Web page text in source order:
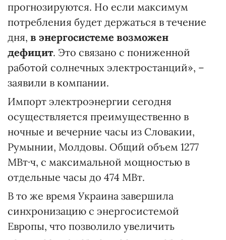
прогнозируются. Но если максимум
потребления будет держаться в течение
дня, в энергосистеме возможен
дефицит. Это связано с пониженной
работой солнечных электростанций», –
заявили в компании.
Импорт электроэнергии сегодня
осуществляется преимущественно в
ночные и вечерние часы из Словакии,
Румынии, Молдовы. Общий объем 1277
МВт·ч, с максимальной мощностью в
отдельные часы до 474 МВт.
В то же время Украина завершила
синхронизацию с энергосистемой
Европы, что позволило увеличить